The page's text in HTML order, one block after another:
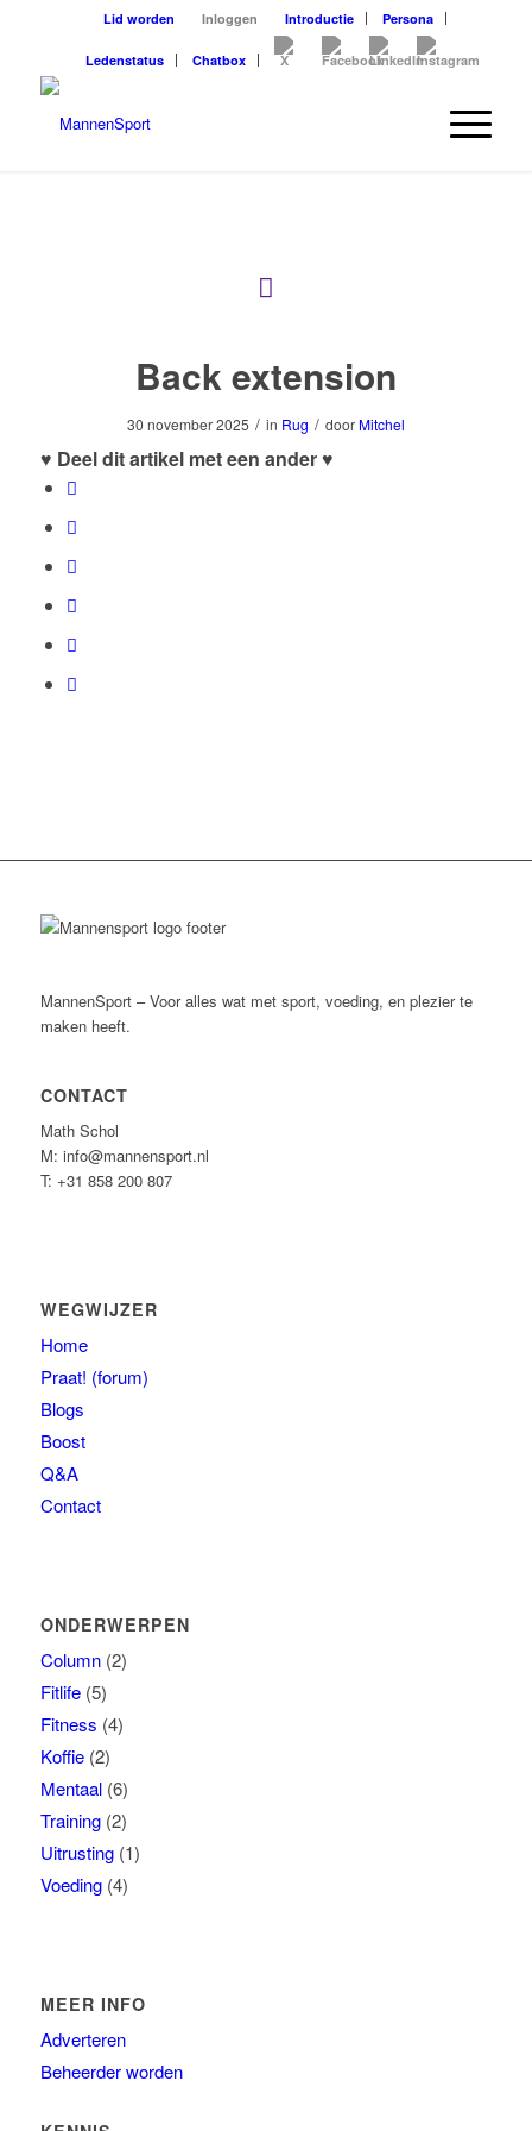
Lid worden Inloggen Introductie Persona
Ledenstatus Chatbox
Back extension
30 november 2025 / in Rug / door Mitchel
♥ Deel dit artikel met een ander ♥
MannenSport – Voor alles wat met sport, voeding, en plezier te
maken heeft.
CONTACT
Math Schol
M: info@mannensport.nl
T: +31 858 200 807
WEGWIJZER
Home
Praat! (forum)
Blogs
Boost
Q&A
Contact
ONDERWERPEN
Column(2)
Fitlife(5)
Fitness (4)
Koffie(2)
Mentaal(6)
Training(2)
Uitrusting(1)
Voeding(4)
MEER INFO
Adverteren
Beheerder worden